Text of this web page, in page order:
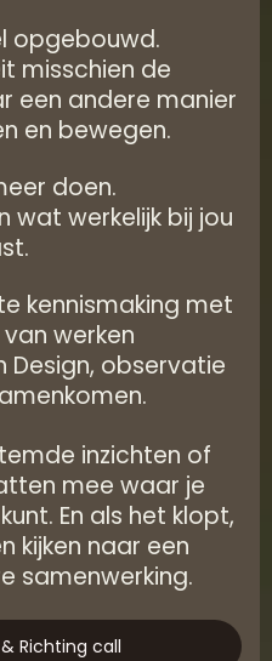
opgebouwd.
misschien de
een andere manier
en bewegen.
doen.
wat werkelijk bij jou
kennismaking met
werken
Design, observatie
inzichten of
mee waar je
En als het klopt,
kijken naar een
samenwerking.
Richting call